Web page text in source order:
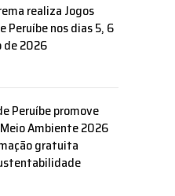
realiza Jogos
Peruíbe nos dias 5, 6
de 2026
Peruíbe promove
Ambiente 2026
gratuita